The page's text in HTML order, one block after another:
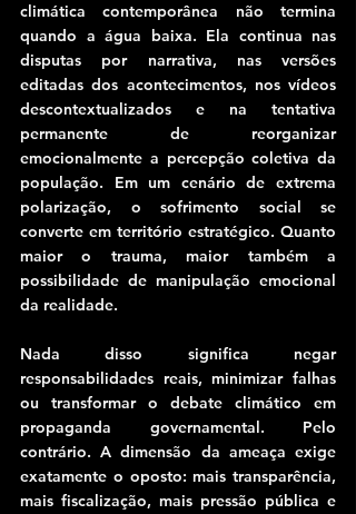
climática contemporânea não termina
quando a água baixa. Ela continua nas
disputas por narrativa, nas versões
editadas dos acontecimentos, nos vídeos
descontextualizados e na tentativa
permanente de reorganizar
emocionalmente a percepção coletiva da
população. Em um cenário de extrema
polarização, o sofrimento social se
converte em território estratégico. Quanto
maior o trauma, maior também a
possibilidade de manipulação emocional
da realidade.
Nada disso significa negar
responsabilidades reais, minimizar falhas
ou transformar o debate climático em
propaganda governamental. Pelo
contrário. A dimensão da ameaça exige
exatamente o oposto: mais transparência,
mais fiscalização, mais pressão pública e